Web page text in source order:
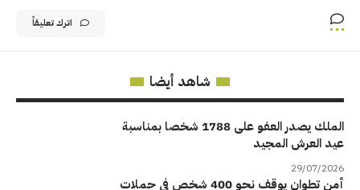
اترك تعليقاً
شاهد أيضا
الملك يصدر العفو على 1788 شخصا بمناسبة
عيد العرش المجيد
29/07/2026
أمن تطوان يوقف نحو 400 شخص في حملات